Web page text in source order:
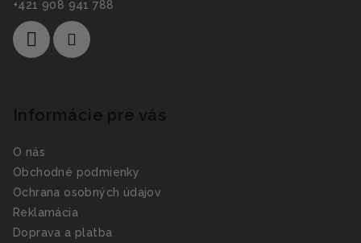
+421 908 941 788
Informácie pre vás
O nás
Obchodné podmienky
Ochrana osobných údajov
Reklamácia
Doprava a platba